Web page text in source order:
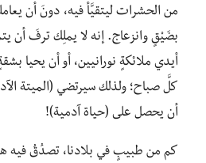
من الحشرات ليتقيَّأ فيه، دونَ أن
بضَيْقٍ وانزعاج. إنه لا يملِك ترفَ أن
أيدي ملائكةٍ نورانيين، أو أن يحيا
كلَّ صباح؛ ولذلك سيرتضي (الميتة
أن يحصل على (حياة آدمية)!
كم من طبيبٍ في بلادنا، تصدُقُ فيه